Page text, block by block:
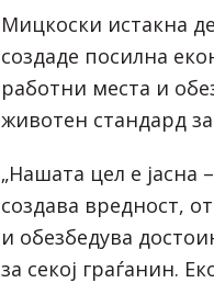
Мицкоски истакна
создаде посилна
работни места и
животен стандард за
„Нашата цел е јасна
создава вредност,
и обезбедува
за секој граѓанин.